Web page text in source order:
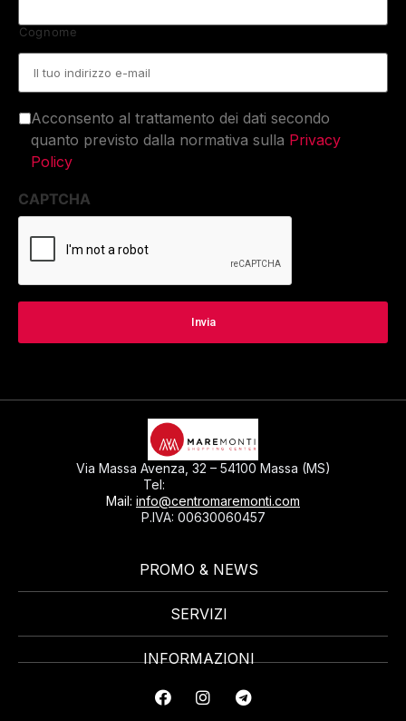
Cognome
Email
Acconsento al trattamento dei dati secondo
quanto previsto dalla normativa sulla Privacy
Policy
CAPTCHA
Via Massa Avenza, 32 – 54100 Massa (MS)
Tel:
Mail: info@centromaremonti.com
P.IVA: 00630060457
PROMO & NEWS
SERVIZI
INFORMAZIONI